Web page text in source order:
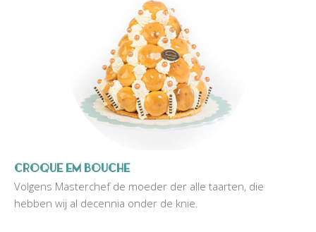
Croque em Bouche
Volgens Masterchef de moeder der alle taarten, die
hebben wij al decennia onder de knie.